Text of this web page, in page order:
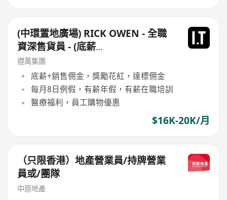
(中環置地廣場) RICK OWEN - 全職
資深售貨員 - (底薪
$16,500-$17,500+佣+勤工$500)
+每月8日例假
遵萬集團
底薪+銷售佣金，獎勵花紅，達標佣金
每月8日例假，有薪年假，有薪在職培訓
醫療福利，員工購物優惠
$16K-20K/月
（只限香港）地產營業員/持牌營業
員或/團隊
中原地產